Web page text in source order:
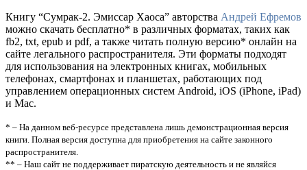
Книгу “Сумрак-2. Эмиссар Хаоса” авторства Андрей Ефремов
можно скачать бесплатно* в различных форматах, таких как
fb2, txt, epub и pdf, а также читать полную версию* онлайн на
сайте легального распространителя. Эти форматы подходят
для использования на электронных книгах, мобильных
телефонах, смартфонах и планшетах, работающих под
управлением операционных систем Android, iOS (iPhone, iPad)
и Mac.
* – На данном веб-ресурсе представлена лишь демонстрационная версия
книги. Полная версия доступна для приобретения на сайте законного
распространителя.
** – Наш сайт не поддерживает пиратскую деятельность и не являйся